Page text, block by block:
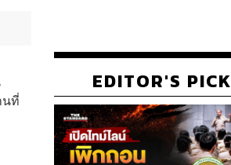
นที่
EDITOR'S PICK